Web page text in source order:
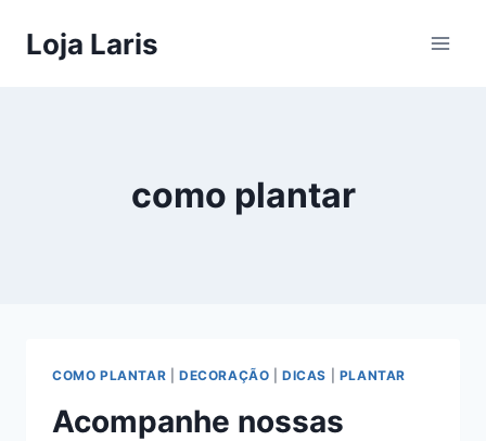
Loja Laris
como plantar
COMO PLANTAR DECORAÇÃO |DICAS PLANTAR
Acompanhe nossas